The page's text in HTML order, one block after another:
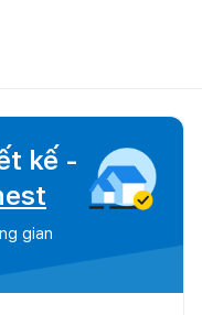
kế -
gian